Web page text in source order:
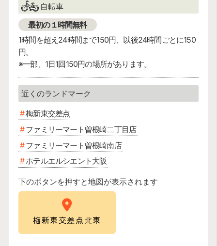
自転車
最初の１時間無料
1時間を超え24時間まで150円、以後24時間ごとに150
円。
※一部、1日1回150円の場所があります。
梅新東交差点
ファミリーマート曽根崎二丁目店
ファミリーマート曽根崎南店
ホテルエルシエント大阪
下のボタンを押すと地図が表示されます
梅新東交差点北東